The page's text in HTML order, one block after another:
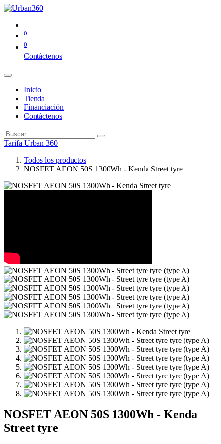
0
0
Contáctenos
Inicio
Tienda
Financiación
Contáctenos
Tarifa Urban 360
Todos los productos
NOSFET AEON 50S 1300Wh - Kenda Street tyre
NOSFET AEON 50S 1300Wh - Kenda
Street tyre